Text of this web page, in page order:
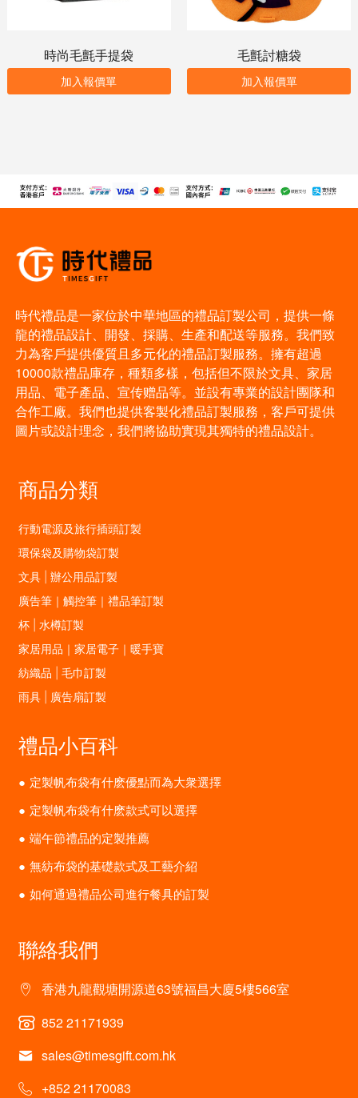
時尚毛氈手提袋
加入報價單
毛氈討糖袋
加入報價單
時代禮品是一家位於中華地區的禮品訂製公司，提供一條
龍的禮品設計、開發、採購、生產和配送等服務。我們致
力為客戶提供優質且多元化的禮品訂製服務。擁有超過
10000款禮品庫存，種類多樣，包括但不限於文具、家居
用品、電子產品、宣传赠品等。並設有專業的設計團隊和
合作工廠。我們也提供客製化禮品訂製服務，客戶可提供
圖片或設計理念，我們將協助實現其獨特的禮品設計。
商品分類
行動電源及旅行插頭訂製
環保袋及購物袋訂製
文具 | 辦公用品訂製
廣告筆｜觸控筆｜禮品筆訂製
杯 | 水樽訂製
家居用品｜家居電子｜暖手寶
紡織品 | 毛巾訂製
雨具 | 廣告扇訂製
禮品小百科
定製帆布袋有什麽優點而為大衆選擇
定製帆布袋有什麽款式可以選擇
端午節禮品的定製推薦
無紡布袋的基礎款式及工藝介紹
如何通過禮品公司進行餐具的訂製
聯絡我們
香港九龍觀塘開源道63號福昌大廈5樓566室
852 21171939
sales@timesgift.com.hk
+852 21170083